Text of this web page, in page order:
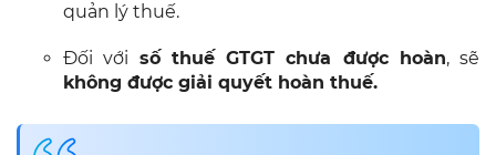
quản lý thuế.
Đối với số thuế GTGT chưa được hoàn, sẽ
không được giải quyết hoàn thuế.